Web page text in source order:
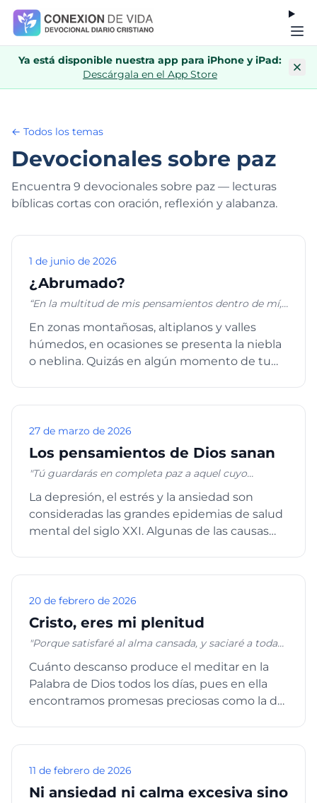
Ya está disponible nuestra app para iPhone y iPad:
Descárgala en el App Store
← Todos los temas
Devocionales sobre paz
Encuentra 9 devocionales sobre paz — lecturas
bíblicas cortas con oración, reflexión y alabanza.
1 de junio de 2026
¿Abrumado?
“En la multitud de mis pensamientos dentro de mí,
En zonas montañosas, altiplanos y valles
húmedos, en ocasiones se presenta la niebla
o neblina. Quizás en algún momento de tu
27 de marzo de 2026
Los pensamientos de Dios sanan
"Tú guardarás en completa paz a aquel cuyo
confiado." Isaías 26:3 "Estas cosas os he hablado para
que en mí tengáis paz. En el mundo tendréis
aflicción; pero confiad, yo he vencido al mundo."
La depresión, el estrés y la ansiedad son
consideradas las grandes epidemias de salud
mental del siglo XXI. Algunas de las causas
20 de febrero de 2026
Cristo, eres mi plenitud
"Porque satisfaré al alma cansada, y saciaré a toda
Cuánto descanso produce el meditar en la
Palabra de Dios todos los días, pues en ella
encontramos promesas preciosas como la del
11 de febrero de 2026
Ni ansiedad ni calma excesiva sino